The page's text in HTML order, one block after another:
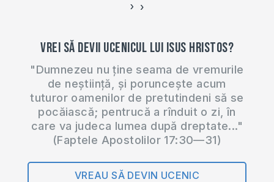
‹ ›
Vrei să devii ucenicul lui Isus Hristos?
"Dumnezeu nu ține seama de vremurile
de neștiință, și poruncește acum
tuturor oamenilor de pretutindeni să se
pocăiască; pentrucă a rînduit o zi, în
care va judeca lumea după dreptate..."
(Faptele Apostolilor 17:30—31)
VREAU SĂ DEVIN UCENIC